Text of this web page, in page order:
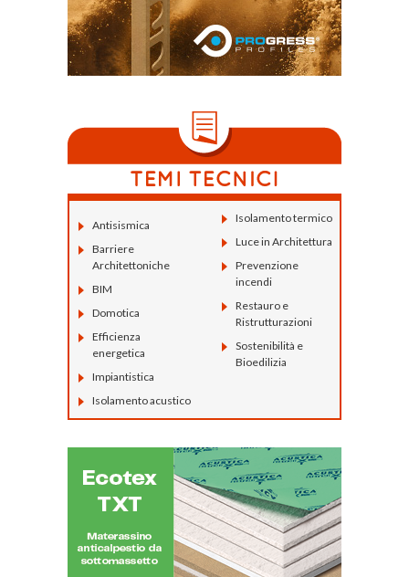
Antisismica
Barriere
Architettoniche
BIM
Domotica
Efficienza
energetica
Impiantistica
Isolamento acustico
Isolamento termico
Luce in Architettura
Prevenzione
incendi
Restauro e
Ristrutturazioni
Sostenibilità e
Bioedilizia